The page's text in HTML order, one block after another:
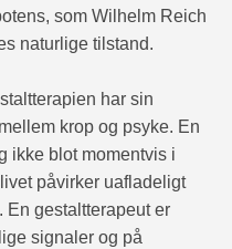
som Wilhelm Reich
naturlige tilstand.
har sin
krop og psyke. En
ikke blot momentvis i
påvirker uafladeligt
En gestaltterapeut er
signaler og på